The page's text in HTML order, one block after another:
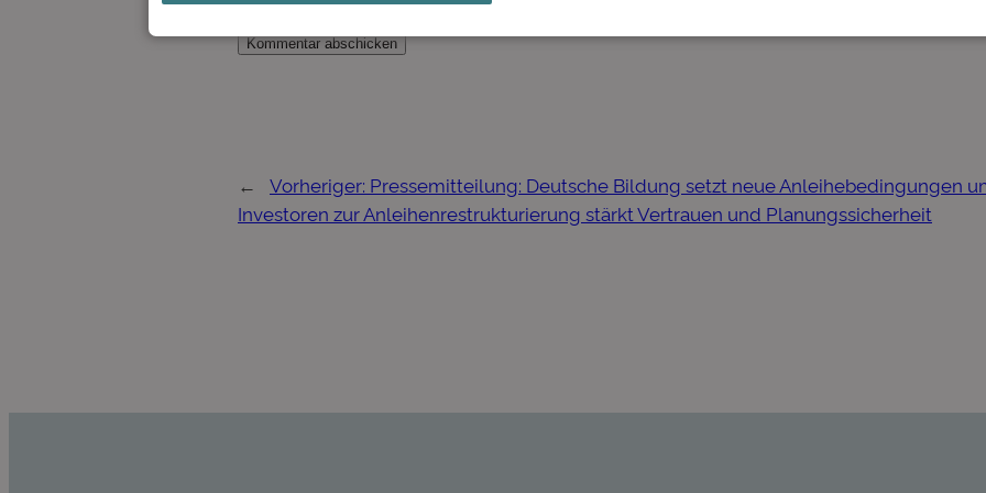
← Vorheriger: Pressemitteilung: Deutsche Bildung setzt neue Anleihebedingungen
Investoren zur Anleihenrestrukturierung stärkt Vertrauen und Planungssicherheit